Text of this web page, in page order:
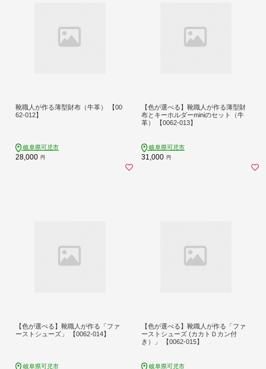
靴職人が作る薄型財布（牛革） 【00
62-012】
岐阜県可児市
28,000 円
【色が選べる】靴職人が作る薄型財
布とキーホルダーminiのセット（牛
革） 【0062-013】
岐阜県可児市
31,000 円
【色が選べる】靴職人が作る「ファ
ーストシューズ」 【0062-014】
岐阜県可児市
【色が選べる】靴職人が作る「ファ
ーストシューズ (カカトＤカン付
き）」 【0062-015】
岐阜県可児市